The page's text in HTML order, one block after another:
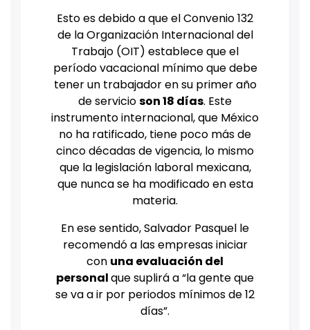
Esto es debido a que el Convenio 132
de la Organización Internacional del
Trabajo (OIT) establece que el
período vacacional mínimo que debe
tener un trabajador en su primer año
de servicioson 18 días. Este
instrumento internacional, que México
no ha ratificado, tiene poco más de
cinco décadas de vigencia, lo mismo
que la legislación laboral mexicana,
que nunca se ha modificado en esta
materia.
En ese sentido, Salvador Pasquel le
recomendó a las empresas iniciar
con una evaluación del
personalque suplirá a “la gente que
se va a ir por periodos mínimos de 12
días”.